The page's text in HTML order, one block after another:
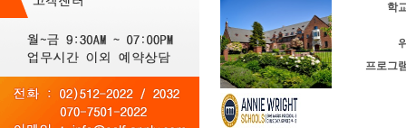
학
프로그